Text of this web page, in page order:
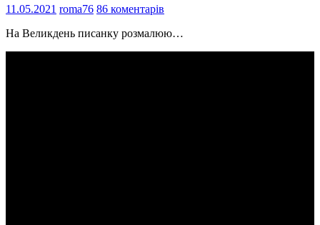
11.05.2021 roma76 86 коментарів
На Великдень писанку розмалюю…